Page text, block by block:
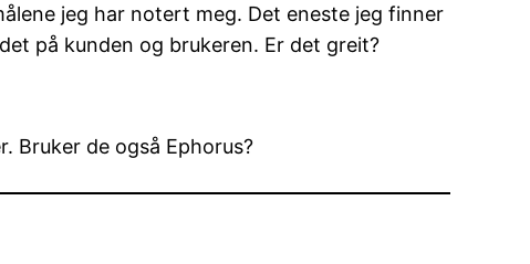
jeg har notert meg. Det eneste jeg finner
på kunden og brukeren. Er det greit?
Bruker de også Ephorus?